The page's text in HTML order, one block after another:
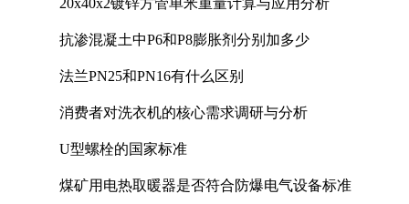
抗渗混凝土中P6和P8膨胀剂分别加多少
法兰PN25和PN16有什么区别
消费者对洗衣机的核心需求调研与分析
U型螺栓的国家标准
煤矿用电热取暖器是否符合防爆电气设备标准